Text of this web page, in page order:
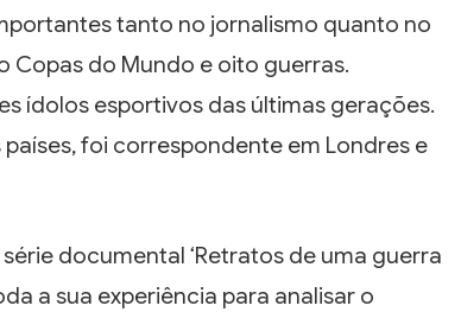
tanto no jornalismo quanto no
Copas do Mundo e oito guerras.
ídolos esportivos das últimas gerações.
foi correspondente em Londres e
documental ‘Retratos de uma guerra
a sua experiência para analisar o